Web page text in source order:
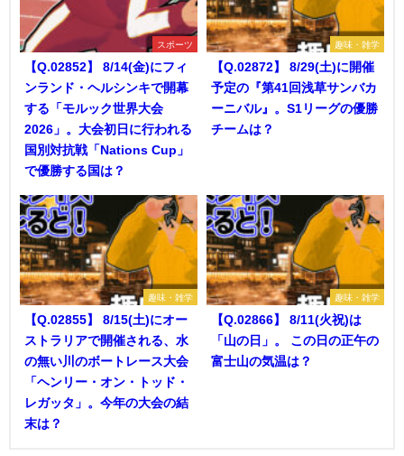
スポーツ
【Q.02852】 8/14(金)にフィ
ンランド・ヘルシンキで開幕
する「モルック世界大会
2026」。大会初日に行われる
国別対抗戦「Nations Cup」
で優勝する国は？
趣味・雑学
【Q.02872】 8/29(土)に開催
予定の『第41回浅草サンバカ
ーニバル』。S1リーグの優勝
チームは？
趣味・雑学
【Q.02855】 8/15(土)にオー
ストラリアで開催される、水
の無い川のボートレース大会
「ヘンリー・オン・トッド・
レガッタ」。今年の大会の結
末は？
趣味・雑学
【Q.02866】 8/11(火祝)は
「山の日」。 この日の正午の
富士山の気温は？